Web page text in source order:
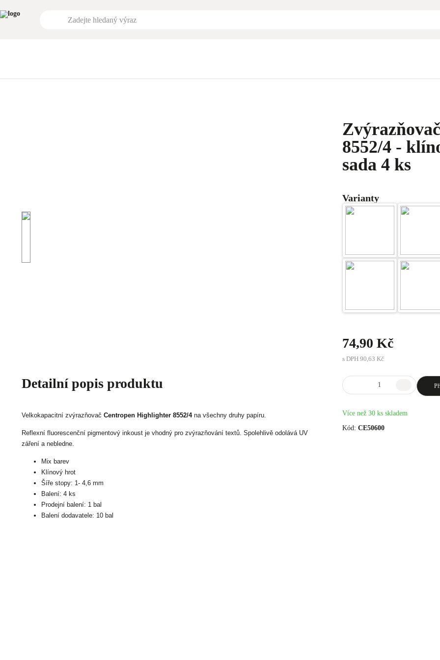
Detailní popis produktu
Velkokapacitní zvýrazňovač Centropen Highlighter 8552/4 na všechny druhy papíru.
Reflexní fluorescenční pigmentový inkoust je vhodný pro zvýrazňování textů. Spolehlivě odolává UV
záření a nebledne.
Mix barev
Klínový hrot
Šíře stopy: 1- 4,6 mm
Balení: 4 ks
Prodejní balení: 1 bal
Balení dodavatele: 10 bal
8552/4 -
sada 4 ks
Varianty
74,90 Kč
s DPH 90,63 Kč
Více než 30 ks skladem
Kód: CE50600